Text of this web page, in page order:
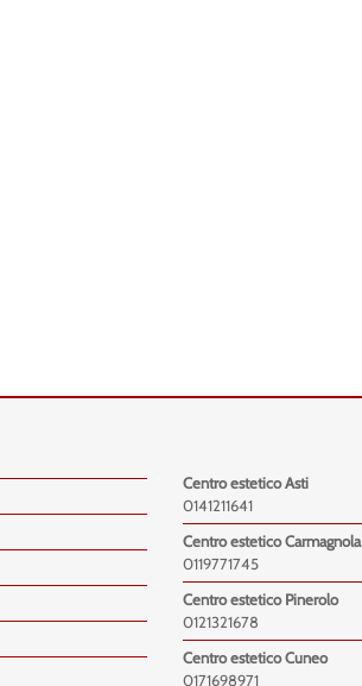
Centro estetico Asti
0141211641
Centro estetico Carmagnola
0119771745
Centro estetico Pinerolo
0121321678
Centro estetico Cuneo
0171698971